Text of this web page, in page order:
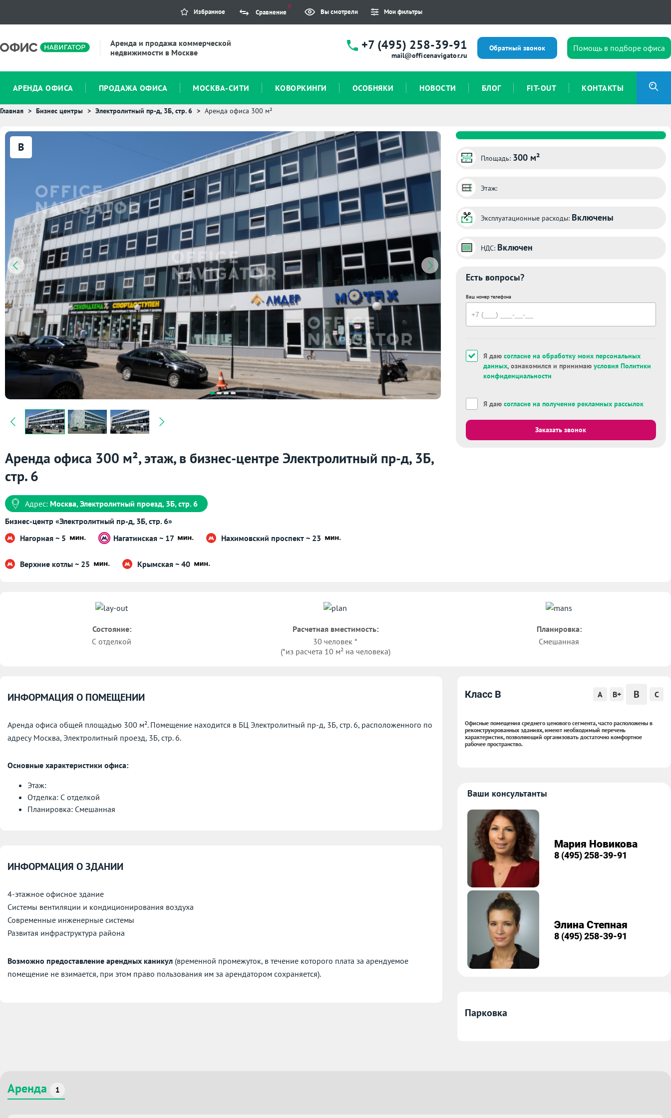
Избранное Сравнение
0
Вы смотрели Мои фильтры
Аренда и продажа коммерческой
недвижимости в Москве
+7 (495) 258-39-91
mail@officenavigator.ru
Обратный звонок Помощь в подборе офиса
АРЕНДА ОФИСА ПРОДАЖА ОФИСА МОСКВА-СИТИ КОВОРКИНГИ ОСОБНЯКИ НОВОСТИ БЛОГ FIT-OUT КОНТАКТЫ
Главная Бизнес центры Электролитный пр-д, 3Б, стр. 6 Аренда офиса 300 м²
B
Аренда офиса 300 м², этаж, в бизнес-центре Электролитный пр-д, 3Б,
стр. 6
Адрес: Москва, Электролитный проезд, 3Б, стр. 6
Бизнес-центр «Электролитный пр-д, 3Б, стр. 6»
Нагорная ~ 5
Нагатинская ~ 17 Нахимовский проспект ~ 23
Верхние котлы ~ 25 Крымская ~ 40
Площадь: 300 м²
Этаж:
Эксплуатационные расходы: Включены
НДС: Включен
Есть вопросы?
Ваш номер телефона
Я даю согласие на обработку моих персональных
данных, ознакомился и принимаю условия Политики
конфиденциальности
Я даю согласие на получение рекламных рассылок
Заказать звонок
Состояние:
С отделкой
Расчетная вместимость:
30 человек *
(*из расчета 10 м² на человека)
Планировка:
Смешанная
ИНФОРМАЦИЯ О ПОМЕЩЕНИИ
Аренда офиса общей площадью 300 м². Помещение находится в БЦ Электролитный пр-д, 3Б, стр. 6, расположенного по
адресу Москва, Электролитный проезд, 3Б, стр. 6.
Основные характеристики офиса:
Этаж:
Отделка: С отделкой
Планировка: Смешанная
ИНФОРМАЦИЯ О ЗДАНИИ
4-этажное офисное здание
Системы вентиляции и кондиционирования воздуха
Современные инженерные системы
Развитая инфраструктура района
Возможно предоставление арендных каникул (временной промежуток, в течение которого плата за арендуемое
помещение не взимается, при этом право пользования им за арендатором сохраняется).
Класс B A B+ B C
Офисные помещения среднего ценового сегмента, часто расположены в
реконструированных зданиях, имеют необходимый перечень
характеристик, позволяющий организовать достаточно комфортное
рабочее пространство.
Ваши консультанты
Мария Новикова
8 (495) 258-39-91
Элина Степная
8 (495) 258-39-91
Парковка
Аренда 1